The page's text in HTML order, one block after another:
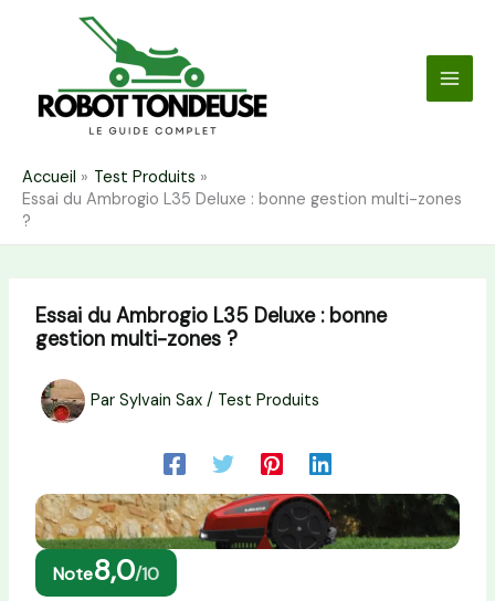
Accueil
Test Produits
Essai du Ambrogio L35 Deluxe : bonne gestion multi-zones
?
Essai du Ambrogio L35 Deluxe : bonne
gestion multi-zones ?
Par Sylvain Sax / Test Produits
Note8,0/10